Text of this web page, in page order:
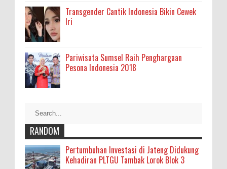
Transgender Cantik Indonesia Bikin Cewek
Iri
Pariwisata Sumsel Raih Penghargaan
Pesona Indonesia 2018
RANDOM
Pertumbuhan Investasi di Jateng Didukung
Kehadiran PLTGU Tambak Lorok Blok 3